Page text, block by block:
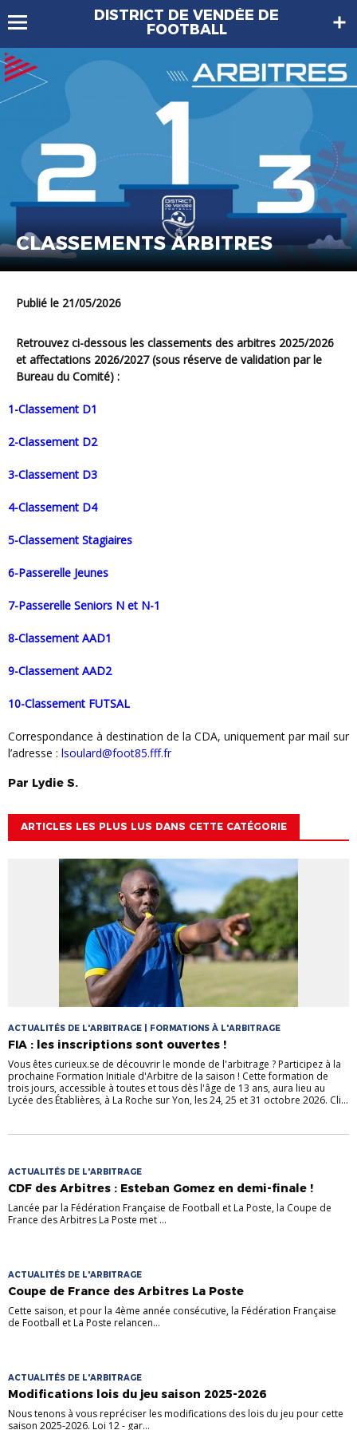
DISTRICT DE VENDÉE DE
FOOTBALL
CLASSEMENTS ARBITRES
Publié le 21/05/2026
Retrouvez ci-dessous les classements des arbitres 2025/2026
et affectations 2026/2027 (sous réserve de validation par le
Bureau du Comité) :
1-Classement D1
2-Classement D2
3-Classement D3
4-Classement D4
5-Classement Stagiaires
6-Passerelle Jeunes
7-Passerelle Seniors N et N-1
8-Classement AAD1
9-Classement AAD2
10-Classement FUTSAL
Correspondance à destination de la CDA, uniquement par mail sur
l’adresse : lsoulard@foot85.fff.fr
Par Lydie S.
ARTICLES LES PLUS LUS DANS CETTE CATÉGORIE
ACTUALITÉS DE L'ARBITRAGE | FORMATIONS À L'ARBITRAGE
FIA : les inscriptions sont ouvertes !
Vous êtes curieux.se de découvrir le monde de l'arbitrage ? Participez à la
prochaine Formation Initiale d'Arbitre de la saison ! Cette formation de
trois jours, accessible à toutes et tous dès l'âge de 13 ans, aura lieu au
Lycée des Établières, à La Roche sur Yon, les 24, 25 et 31 octobre 2026. Cli...
ACTUALITÉS DE L'ARBITRAGE
CDF des Arbitres : Esteban Gomez en demi-finale !
Lancée par la Fédération Française de Football et La Poste, la Coupe de
France des Arbitres La Poste met ...
ACTUALITÉS DE L'ARBITRAGE
Coupe de France des Arbitres La Poste
Cette saison, et pour la 4ème année consécutive, la Fédération Française
de Football et La Poste relancen...
ACTUALITÉS DE L'ARBITRAGE
Modifications lois du jeu saison 2025-2026
Nous tenons à vous repréciser les modifications des lois du jeu pour cette
saison 2025-2026. Loi 12 - gar...